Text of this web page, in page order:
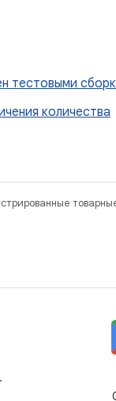
тестовыми
количества